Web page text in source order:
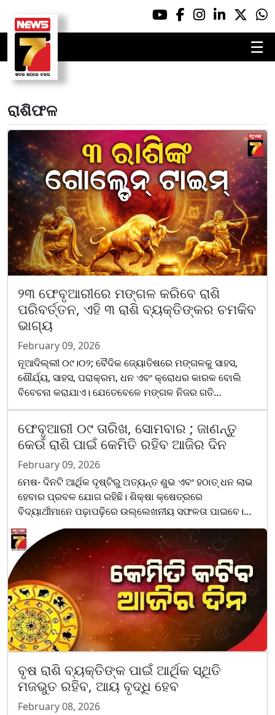
☰
ରାଶିଫଳ
୨୩ ଫେବୃଆରୀରେ ମଙ୍ଗଳ କରିବେ ରାଶି
ପରିବର୍ତ୍ତନ, ଏହି ୩ ରାଶି ବ୍ୟକ୍ତିଙ୍କର ଚମକିବ
ଭାଗ୍ୟ
February 09, 2026
ନୂଆଦିଲ୍ଲୀ ୦୯।୦୨; ବୈଦିକ ଜ୍ୟୋତିଷରେ ମଙ୍ଗଳକୁ ସାହସ,
ଶୌର୍ଯ୍ୟ, ସାହସ, ପରାକ୍ରମ, ଧନ ଏବଂ କ୍ରୋଧର କାରକ ବୋଲି
ବିବେଚନା କରାଯାଏ। ଯେତେବେଳେ ମଙ୍ଗଳ ନିଜର ଗତି
ପରିବର୍ତ୍ତନ କରନ୍ତି, ଏହି କ୍ଷେତ୍ର ଗୁଡ଼ିକରେ ବଡ଼ ପରିବର୍ତ୍ତନ
ଦେଖାଯାଏ। ଏହି ଥର, ଫେବୃଆରୀ ୨୩ ତାରିଖରେ ମଙ୍ଗଳ କୁମ୍ଭ
ରାଶିରେ ପ୍ରବେଶ କରିବାକୁ...
ଫେବୃଆରୀ ୦୯ ତାରିଖ, ସୋମବାର ; ଜାଣନ୍ତୁ
କେଉଁ ରାଶି ପାଇଁ କେମିତି ରହିବ ଆଜିର ଦିନ
February 09, 2026
ମେଷ- ଦିନଟି ଆର୍ଥିକ ଦୃଷ୍ଟିରୁ ଅତ୍ୟନ୍ତ ଶୁଭ ଏବଂ ହଠାତ୍ ଧନ ଲାଭ
ହେବାର ପ୍ରବଳ ଯୋଗ ରହିଛି। ଶିକ୍ଷା କ୍ଷେତ୍ରରେ
ବିଦ୍ୟାର୍ଥୀମାନେ ପଢ଼ାପଢ଼ିରେ ଉଲ୍ଲେଖନୀୟ ସଫଳତା ପାଇବେ।
କୌଣସି ପୁରୁଣା ବିନିଯୋଗରୁ ଭଲ ଲାଭ ପାଇବାର ସମ୍ଭାବନା ଅଛି।
ବୃଷ-......
ବୃଷ ରାଶି ବ୍ୟକ୍ତିଙ୍କ ପାଇଁ ଆର୍ଥିକ ସ୍ଥିତି
ମଜଭୁତ ରହିବ, ଆୟ ବୃଦ୍ଧି ହେବ
February 08, 2026